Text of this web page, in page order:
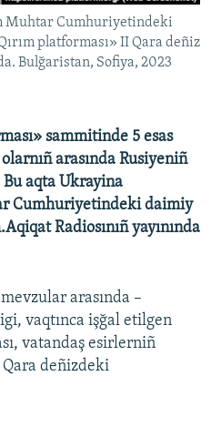
Muhtar Cumhuriyetindeki
platforması» II Qara deñiz
Bulğaristan, Sofiya, 2023
sammitinde 5 esas
arasında Rusiyeniñ
Bu aqta Ukrayina
Cumhuriyetindeki daimiy
Radiosınıñ yayınında
arasında –
vaqtınca işğal etilgen
vatandaş esirlerniñ
Qara deñizdeki